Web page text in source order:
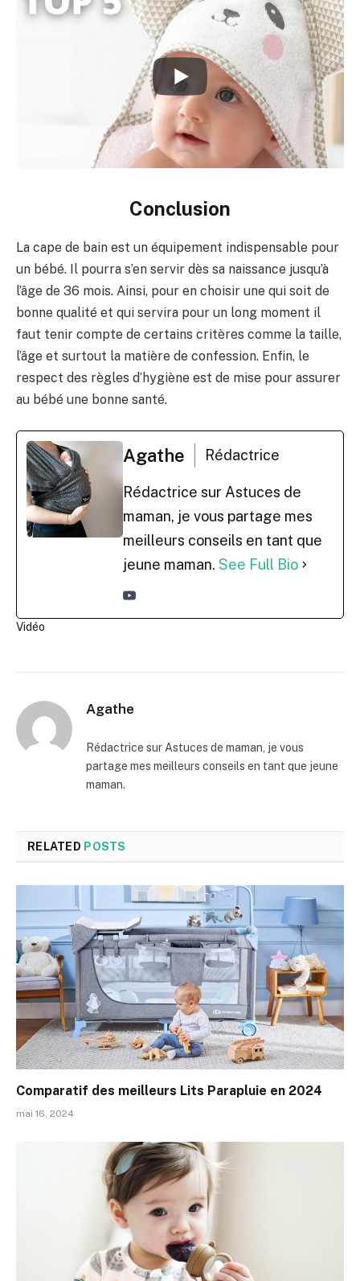
Conclusion
La cape de bain est un équipement indispensable pour
un bébé. Il pourra s’en servir dès sa naissance jusqu’à
l’âge de 36 mois. Ainsi, pour en choisir une qui soit de
bonne qualité et qui servira pour un long moment il
faut tenir compte de certains critères comme la taille,
l’âge et surtout la matière de confession. Enfin, le
respect des règles d’hygiène est de mise pour assurer
au bébé une bonne santé.
Agathe Rédactrice
Rédactrice sur Astuces de
maman, je vous partage mes
meilleurs conseils en tant que
jeune maman. See Full Bio
Vidéo
Agathe
Rédactrice sur Astuces de maman, je vous
partage mes meilleurs conseils en tant que jeune
maman.
RELATED POSTS
Comparatif des meilleurs Lits Parapluie en 2024
mai 16, 2024